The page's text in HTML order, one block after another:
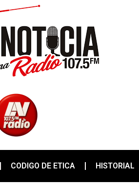
CODIGO DE ETICA HISTORIAL